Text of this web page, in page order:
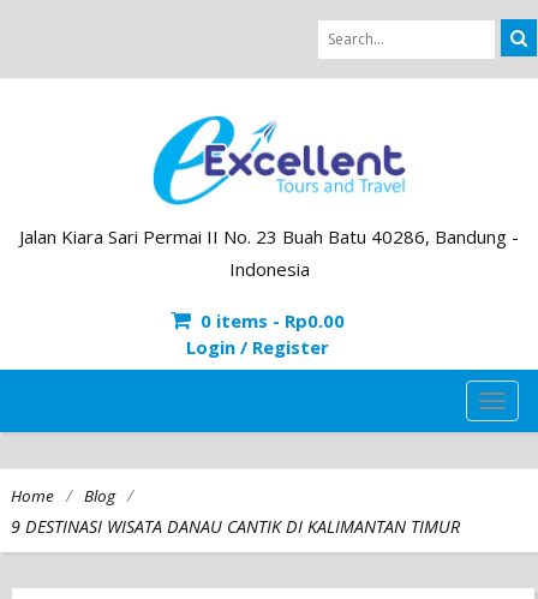
Jalan Kiara Sari Permai II No. 23 Buah Batu 40286, Bandung -
Indonesia
0 items - Rp0.00
Login / Register
Home / Blog /
9 DESTINASI WISATA DANAU CANTIK DI KALIMANTAN TIMUR